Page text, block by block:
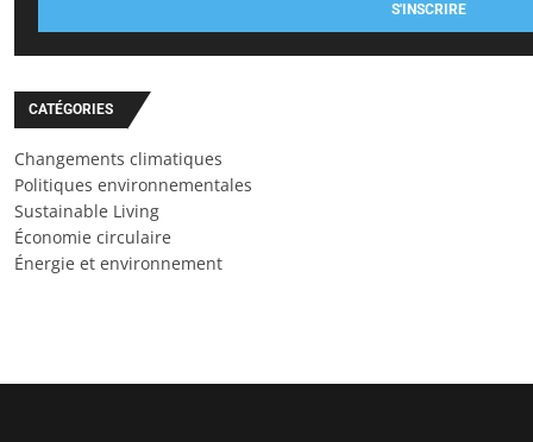
S'INSCRIRE
CATÉGORIES
Changements climatiques
Politiques environnementales
Sustainable Living
Économie circulaire
Énergie et environnement